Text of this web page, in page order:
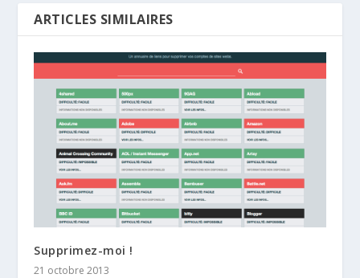
ARTICLES SIMILAIRES
Supprimez-moi !
21 octobre 2013